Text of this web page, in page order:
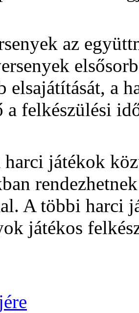
az
elsajátítását, a
a felkészülési
harci játékok
A többi harci
játékos